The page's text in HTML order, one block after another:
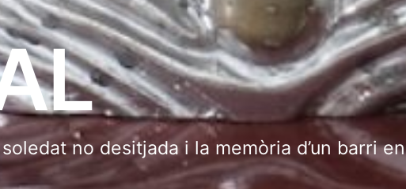
no desitjada i la memòria d’un barri en